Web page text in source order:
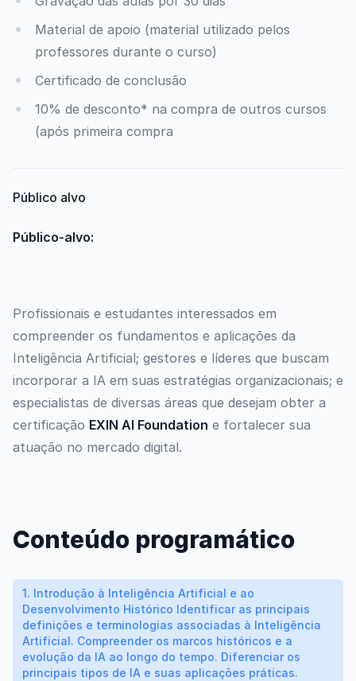
Material de apoio (material utilizado pelos
professores durante o curso)
Certificado de conclusão
10% de desconto* na compra de outros cursos
(após primeira compra
Público alvo
Público-alvo:
Profissionais e estudantes interessados em
compreender os fundamentos e aplicações da
Inteligência Artificial; gestores e líderes que buscam
incorporar a IA em suas estratégias organizacionais; e
especialistas de diversas áreas que desejam obter a
certificação EXIN AI Foundation e fortalecer sua
atuação no mercado digital.
Conteúdo programático
1. Introdução à Inteligência Artificial e ao
Desenvolvimento Histórico Identificar as principais
definições e terminologias associadas à Inteligência
Artificial. Compreender os marcos históricos e a
evolução da IA ao longo do tempo. Diferenciar os
principais tipos de IA e suas aplicações práticas.